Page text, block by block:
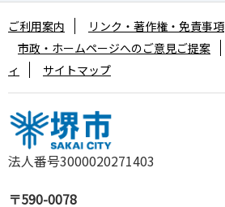
法人番号3000020271403
〒590-0078
ご利用案内 リンク・著作権・免責事項
市政・ホームページへのご意見ご提案
ィ
サイトマップ